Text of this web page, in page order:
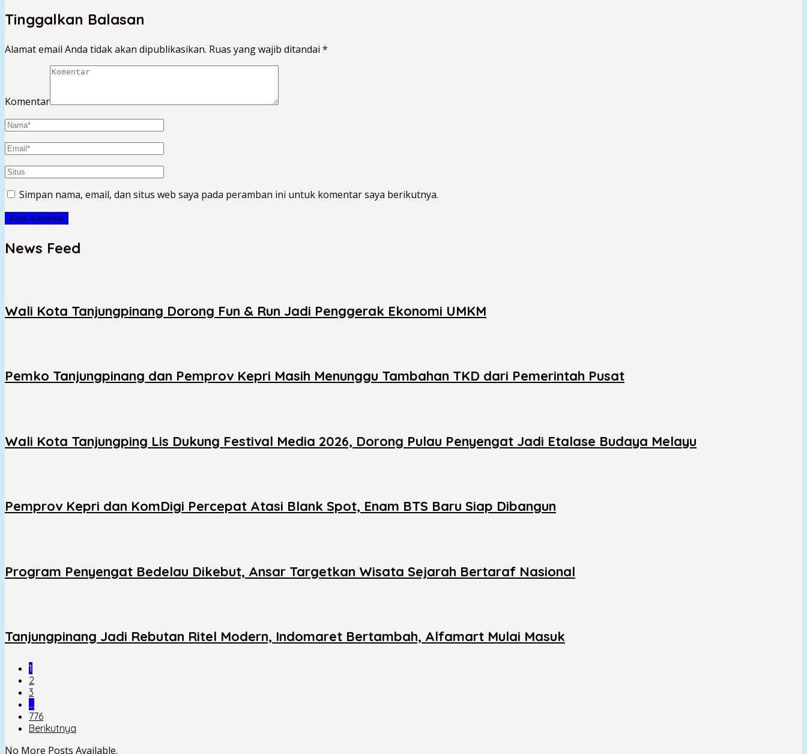
Tinggalkan Balasan
Alamat email Anda tidak akan dipublikasikan. Ruas yang wajib ditandai *
Komentar
Simpan nama, email, dan situs web saya pada peramban ini untuk komentar saya berikutnya.
News Feed
Wali Kota Tanjungpinang Dorong Fun & Run Jadi Penggerak Ekonomi UMKM
Pemko Tanjungpinang dan Pemprov Kepri Masih Menunggu Tambahan TKD dari Pemerintah Pusat
Wali Kota Tanjungping Lis Dukung Festival Media 2026, Dorong Pulau Penyengat Jadi Etalase Budaya Melayu
Pemprov Kepri dan KomDigi Percepat Atasi Blank Spot, Enam BTS Baru Siap Dibangun
Program Penyengat Bedelau Dikebut, Ansar Targetkan Wisata Sejarah Bertaraf Nasional
Tanjungpinang Jadi Rebutan Ritel Modern, Indomaret Bertambah, Alfamart Mulai Masuk
1
2
3
…
776
Berikutnya
No More Posts Available.